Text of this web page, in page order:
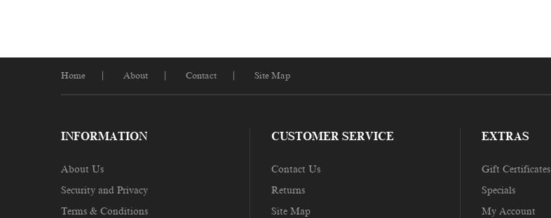
Home About Contact Site Map
INFORMATION
About Us
Security and Privacy
Terms & Conditions
CUSTOMER SERVICE
Contact Us
Returns
Site Map
EXTRAS
Gift Certificates
Specials
My Account